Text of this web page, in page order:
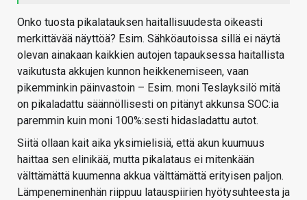
Onko tuosta pikalatauksen haitallisuudesta oikeasti
merkittävää näyttöä? Esim. Sähköautoissa sillä ei näytä
olevan ainakaan kaikkien autojen tapauksessa haitallista
vaikutusta akkujen kunnon heikkenemiseen, vaan
pikemminkin päinvastoin – Esim. moni Teslayksilö mitä
on pikaladattu säännöllisesti on pitänyt akkunsa SOC:ia
paremmin kuin moni 100%:sesti hidasladattu autot.
Siitä ollaan kait aika yksimielisiä, että akun kuumuus
haittaa sen elinikää, mutta pikalataus ei mitenkään
välttämättä kuumenna akkua välttämättä erityisen paljon.
Lämpeneminenhän riippuu latauspiirien hyötysuhteesta ja